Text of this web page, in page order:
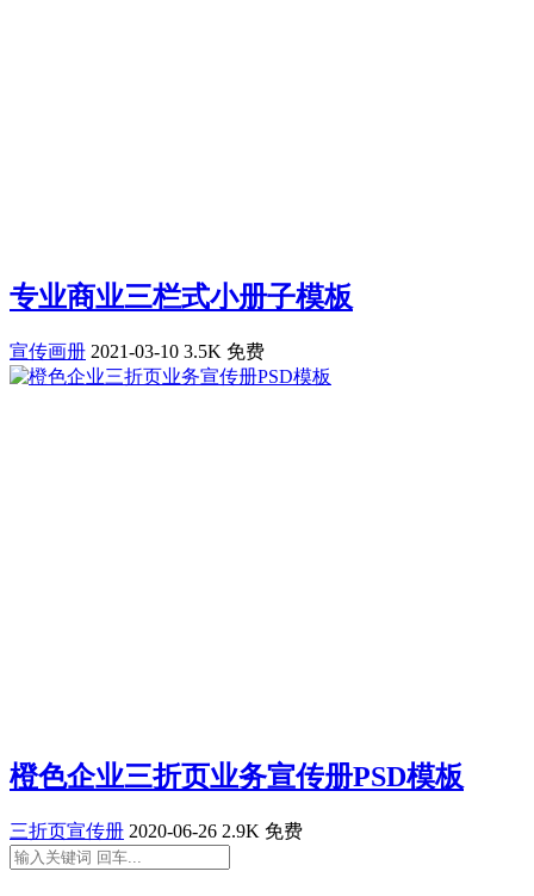
专业商业三栏式小册子模板
宣传画册 2021-03-10 3.5K 免费
橙色企业三折页业务宣传册PSD模板
三折页宣传册 2020-06-26 2.9K 免费